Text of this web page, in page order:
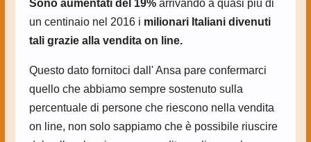
Sono aumentati del 19%arrivando a quasi più di
un centinaio nel 2016 i milionari Italiani divenuti
tali grazie alla vendita on line.
Questo dato fornitoci dall' Ansa pare confermarci
quello che abbiamo sempre sostenuto sulla
percentuale di persone che riescono nella vendita
on line, non solo sappiamo che è possibile riuscire